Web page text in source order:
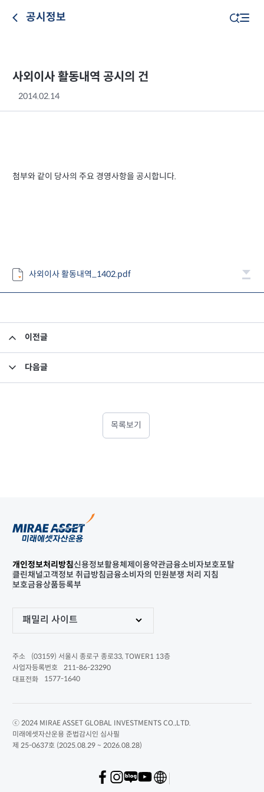
공시정보
사외이사 활동내역 공시의 건
2014.02.14
첨부와 같이 당사의 주요 경영사항을 공시합니다.
사외이사 활동내역_1402.pdf
이전글
다음글
목록보기
개인정보처리방침신용정보활용체제 이용약관금융소비자보호포탈
클린채널고객정보 취급방침금융소비자의 민원분쟁 처리 지침
보호금융상품등록부
패밀리 사이트
주소
(03159) 서울시 종로구 종로33, TOWER1 13층
사업자등록번호
211-86-23290
대표전화
1577-1640
ⓒ 2024 MIRAE ASSET GLOBAL INVESTMENTS CO.,LTD.
미래에셋자산운용 준법감시인 심사필
제 25-0637호 (2025.08.29 ~ 2026.08.28)